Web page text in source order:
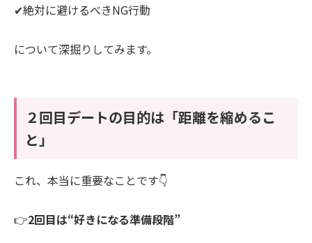
✔絶対に避けるべきNG行動
について深掘りしてみます。
２回目デートの目的は「距離を縮めるこ
と」
これ、本当に重要なことです👇
👉2回目は“好きになる準備段階”